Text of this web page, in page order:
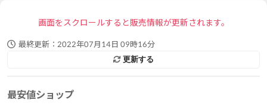
画面をスクロールすると販売情報が更新されます。
最終更新： 2022年07月14日 09時16分
更新する
最安値ショップ